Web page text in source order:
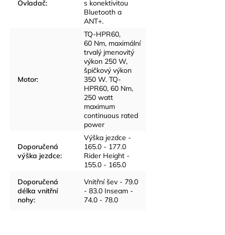
Ovladač:
s konektivitou
Bluetooth a
ANT+.
Motor:
TQ-HPR60,
60 Nm, maximální
trvalý jmenovitý
výkon 250 W,
špičkový výkon
350 W. TQ-
HPR60, 60 Nm,
250 watt
maximum
continuous rated
power
Doporučená
výška jezdce:
Výška jezdce -
165.0 - 177.0
Rider Height -
155.0 - 165.0
Doporučená
délka vnitřní
nohy:
Vnitřní šev - 79.0
- 83.0 Inseam -
74.0 - 78.0